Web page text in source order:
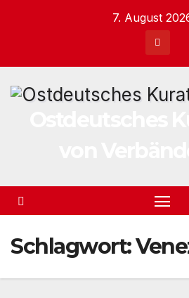
7. August
Schlagwort: